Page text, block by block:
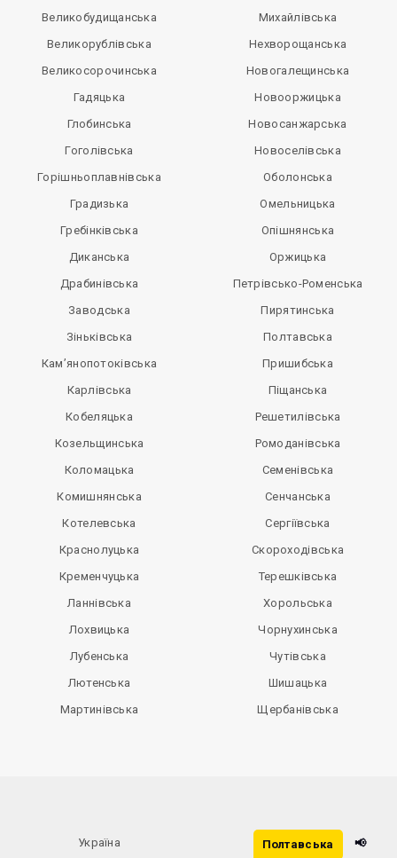
Великобудищанська
Великорублівська
Великосорочинська
Гадяцька
Глобинська
Гоголівська
Горішньоплавнівська
Градизька
Гребінківська
Диканська
Драбинівська
Заводська
Зіньківська
Кам’янопотоківська
Карлівська
Кобеляцька
Козельщинська
Коломацька
Комишнянська
Котелевська
Краснолуцька
Кременчуцька
Ланнівська
Лохвицька
Лубенська
Лютенська
Мартинівська
Михайлівська
Нехворощанська
Новогалещинська
Новооржицька
Новосанжарська
Новоселівська
Оболонська
Омельницька
Опішнянська
Оржицька
Петрівсько-Роменська
Пирятинська
Полтавська
Пришибська
Піщанська
Решетилівська
Ромоданівська
Семенівська
Сенчанська
Сергіївська
Скороходівська
Терешківська
Хорольська
Чорнухинська
Чутівська
Шишацька
Щербанівська
Україна
Полтавська 📢